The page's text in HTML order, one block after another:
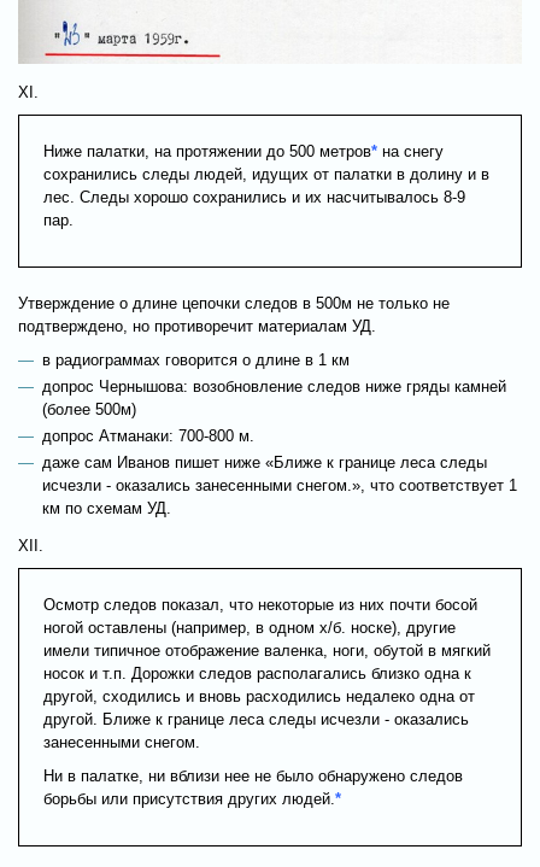
XI.
Ниже палатки, на протяжении до 500 метров* на снегу
сохранились следы людей, идущих от палатки в долину и в
лес. Следы хорошо сохранились и их насчитывалось 8-9
пар.
Утверждение о длине цепочки следов в 500м не только не
подтверждено, но противоречит материалам УД.
в радиограммах говорится о длине в 1 км
допрос Чернышова: возобновление следов ниже гряды камней
(более 500м)
допрос Атманаки: 700-800 м.
даже сам Иванов пишет ниже «Ближе к границе леса следы
исчезли - оказались занесенными снегом.», что соответствует 1
км по схемам УД.
XII.
Осмотр следов показал, что некоторые из них почти босой
ногой оставлены (например, в одном х/б. носке), другие
имели типичное отображение валенка, ноги, обутой в мягкий
носок и т.п. Дорожки следов располагались близко одна к
другой, сходились и вновь расходились недалеко одна от
другой. Ближе к границе леса следы исчезли - оказались
занесенными снегом.
Ни в палатке, ни вблизи нее не было обнаружено следов
борьбы или присутствия других людей.*